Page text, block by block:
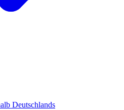
Deutschlands